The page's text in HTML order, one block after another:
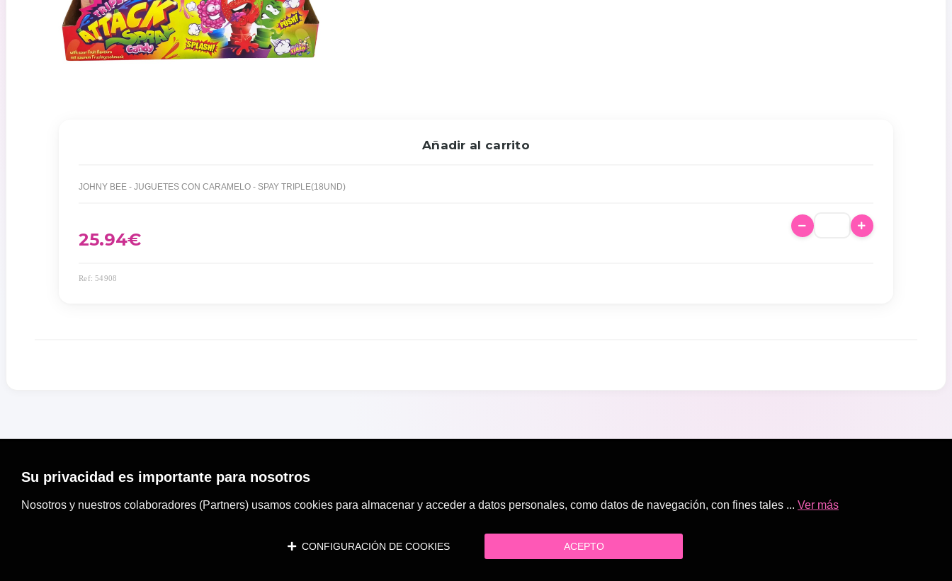
Añadir al carrito
JOHNY BEE - JUGUETES CON CARAMELO - SPAY TRIPLE(18UND)
25.94€
Ref: 54908
Su privacidad es importante para nosotros
Nosotros y nuestros colaboradores (Partners) usamos cookies para almacenar y acceder a datos personales, como datos de navegación, con fines tales ... Ver más
CONFIGURACIÓN DE COOKIES ACEPTO